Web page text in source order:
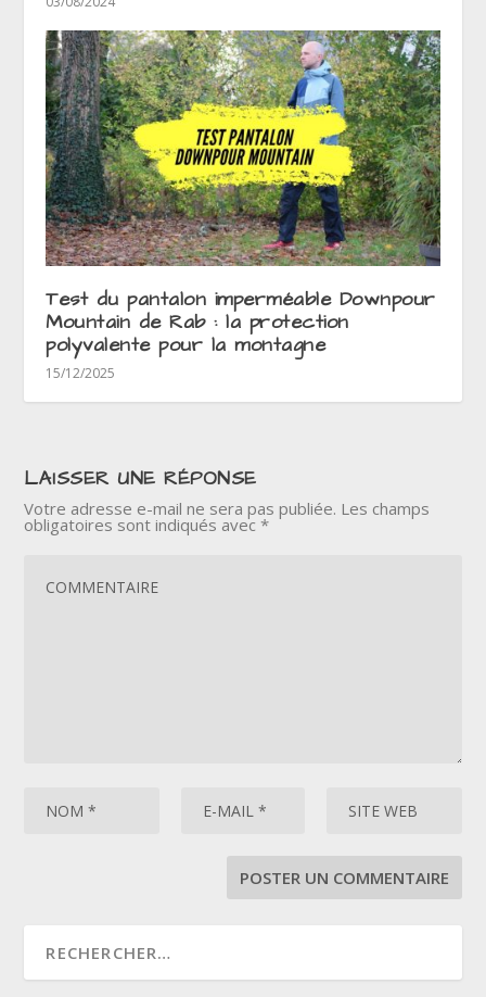
Test du pantalon imperméable Downpour
Mountain de Rab : la protection
polyvalente pour la montagne
15/12/2025
LAISSER UNE RÉPONSE
Votre adresse e-mail ne sera pas publiée. Les champs
obligatoires sont indiqués avec*